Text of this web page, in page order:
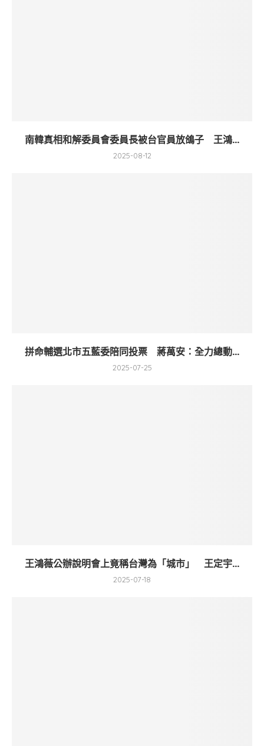
南韓真相和解委員會委員長被台官員放鴿子 王鴻...
2025-08-12
拼命輔選北市五藍委陪同投票 蔣萬安：全力總動...
2025-07-25
王鴻薇公辦說明會上竟稱台灣為「城市」 王定宇...
2025-07-18